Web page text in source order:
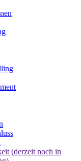
(derzeit noch in